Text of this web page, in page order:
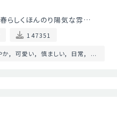
らしくほんのり陽気な雰…
147351
か 可愛い 慎ましい 日常 ...